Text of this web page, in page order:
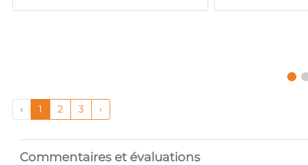
‹ 1 2 3 ›
Commentaires et évaluations